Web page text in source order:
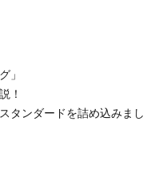
」
！
タンダードを詰め込みまし